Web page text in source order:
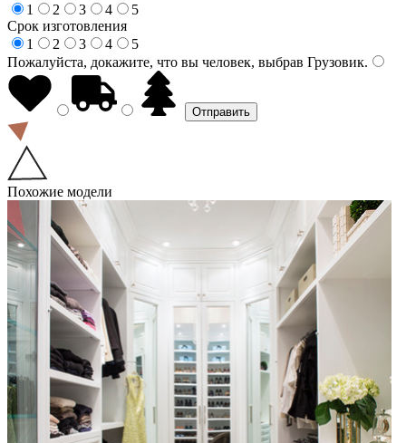
1
2 3 4
5
Срок изготовления
1
2 3 4
5
Пожалуйста, докажите, что вы человек, выбрав Грузовик.
Похожие модели